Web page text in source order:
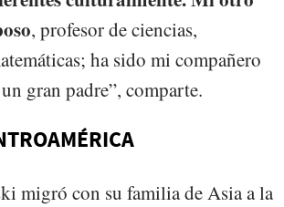
, profesor de ciencias,
ha sido mi compañero
gran padre”, comparte.
migró con su familia de Asia a la